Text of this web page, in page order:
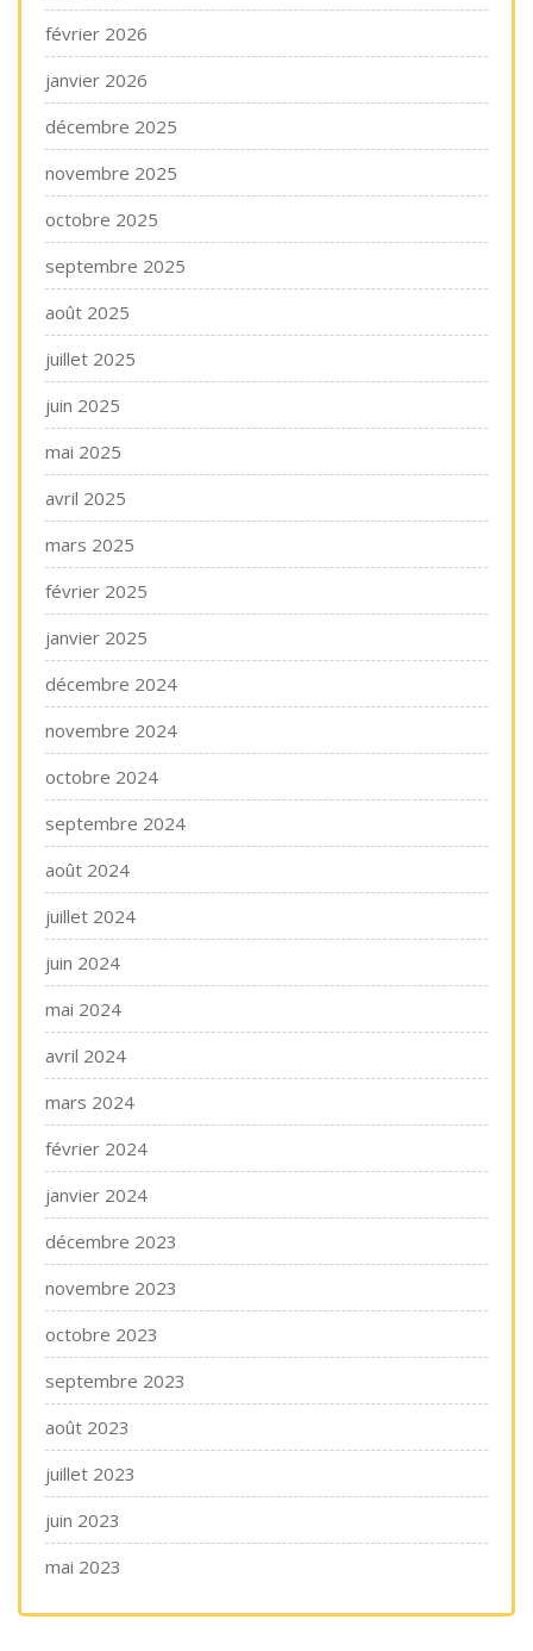
février 2026
janvier 2026
décembre 2025
novembre 2025
octobre 2025
septembre 2025
août 2025
juillet 2025
juin 2025
mai 2025
avril 2025
mars 2025
février 2025
janvier 2025
décembre 2024
novembre 2024
octobre 2024
septembre 2024
août 2024
juillet 2024
juin 2024
mai 2024
avril 2024
mars 2024
février 2024
janvier 2024
décembre 2023
novembre 2023
octobre 2023
septembre 2023
août 2023
juillet 2023
juin 2023
mai 2023